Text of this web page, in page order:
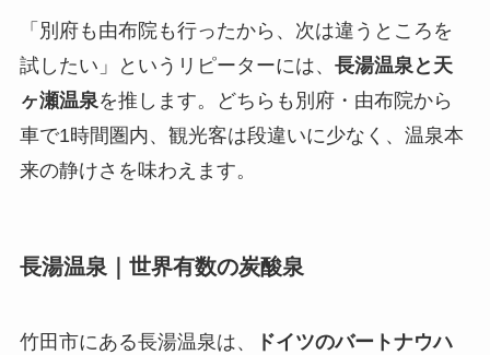
「別府も由布院も行ったから、次は違うところを
試したい」というリピーターには、 長湯温泉と天
ヶ瀬温泉を推します。どちらも別府・由布院から
車で1時間圏内、観光客は段違いに少なく、温泉本
来の静けさを味わえます。
長湯温泉｜世界有数の炭酸泉
竹田市にある長湯温泉は、
ドイツのバートナウハ